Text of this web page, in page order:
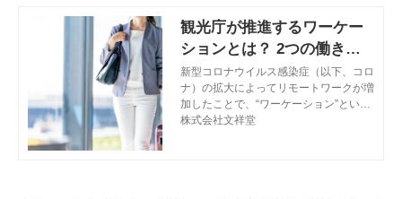
観光庁が推進するワーケー
ションとは？ 2つの働き方
と導入効果
新型コロナウイルス感染症（以下、コロ
ナ）の拡大によってリモートワークが増
加したことで、“ワーケーション”という
新たな働き方が注目されています。この
株式会社文祥堂